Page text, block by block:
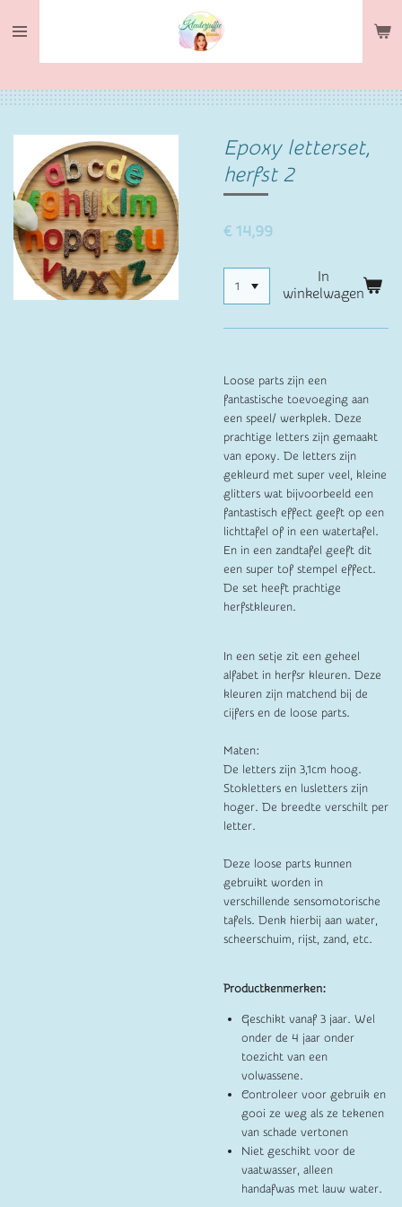
direct
hoofdinhoud
Epoxy letterset,
herfst 2
€ 14,99
In
winkelwagen
Loose parts zijn een
fantastische toevoeging aan
een speel/ werkplek. Deze
prachtige letters zijn gemaakt
van epoxy. De letters zijn
gekleurd met super veel, kleine
glitters wat bijvoorbeeld een
fantastisch effect geeft op een
lichttafel of in een watertafel.
En in een zandtafel geeft dit
een super tof stempel effect.
De set heeft prachtige
herfstkleuren.
In een setje zit een geheel
alfabet in herfsr kleuren. Deze
kleuren zijn matchend bij de
cijfers en de loose parts.
Maten:
De letters zijn 3,1cm hoog.
Stokletters en lusletters zijn
hoger. De breedte verschilt per
letter.
Deze loose parts kunnen
gebruikt worden in
verschillende sensomotorische
tafels. Denk hierbij aan water,
scheerschuim, rijst, zand, etc.
Productkenmerken:
Geschikt vanaf 3 jaar. Wel
onder de 4 jaar onder
toezicht van een
volwassene.
Controleer voor gebruik en
gooi ze weg als ze tekenen
van schade vertonen
Niet geschikt voor de
vaatwasser, alleen
handafwas met lauw water.